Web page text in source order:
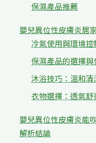
保濕產品推薦
嬰兒異位性皮膚炎居
冷氣使用與環境
保濕產品的選擇
沐浴技巧：溫和
衣物選擇：透氣
嬰兒異位性皮膚炎能
解析結論